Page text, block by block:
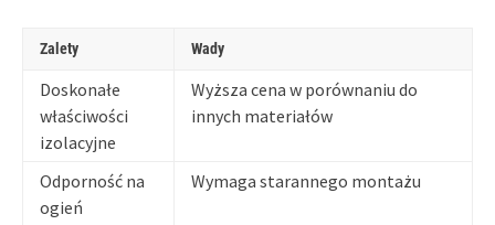
Zalety Wady
Doskonałe
właściwości
izolacyjne
Wyższa cena w porównaniu do
innych materiałów
Odporność na
ogień
Wymaga starannego montażu